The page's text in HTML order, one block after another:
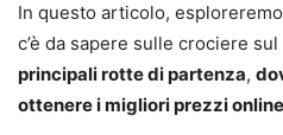
In questo articolo,
c’è da sapere sulle crociere
principali rotte di partenza,
ottenere i migliori prezzi online